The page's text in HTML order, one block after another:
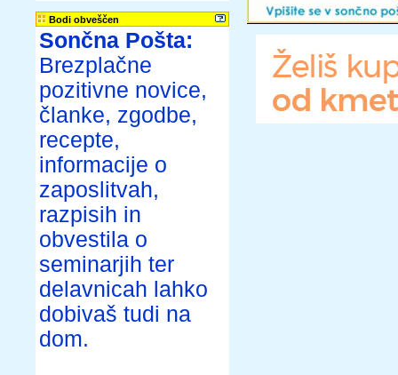
Bodi obveščen
Sončna Pošta:
Brezplačne
pozitivne novice,
članke, zgodbe,
recepte,
informacije o
zaposlitvah,
razpisih in
obvestila o
seminarjih ter
delavnicah lahko
dobivaš tudi na
dom.